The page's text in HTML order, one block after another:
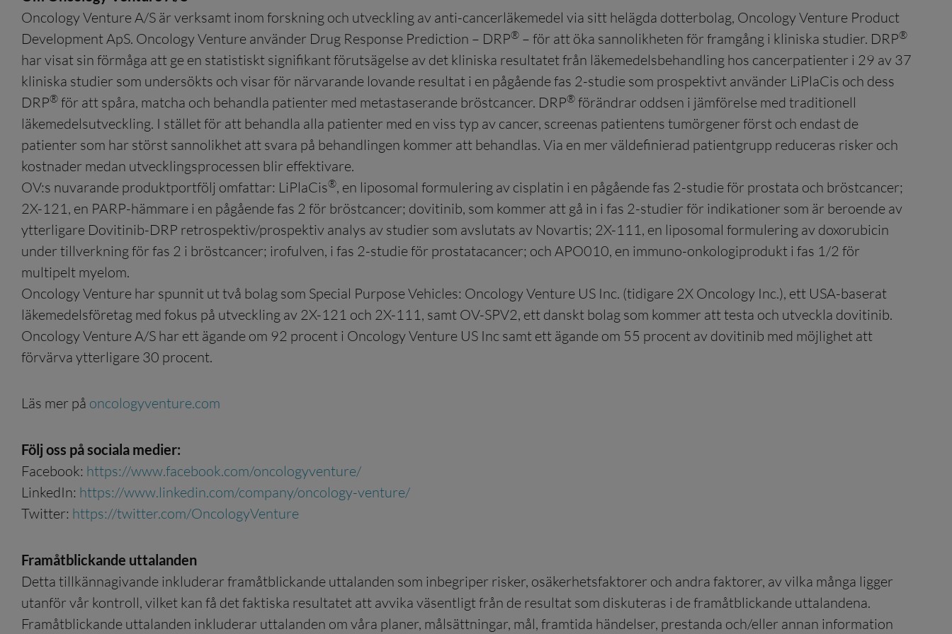
Oncology Venture A/S är verksamt inom forskning och utveckling av anti-cancerläkemedel via sitt helägda dotterbolag, Oncology Venture Product
Development ApS. Oncology Venture använder Drug Response Prediction – DRP® – för att öka sannolikheten för framgång i kliniska studier. DRP®
har visat sin förmåga att ge en statistiskt signifikant förutsägelse av det kliniska resultatet från läkemedelsbehandling hos cancerpatienter i 29 av 37
kliniska studier som undersökts och visar för närvarande lovande resultat i en pågående fas 2-studie som prospektivt använder LiPlaCis och dess
DRP® för att spåra, matcha och behandla patienter med metastaserande bröstcancer. DRP® förändrar oddsen i jämförelse med traditionell
läkemedelsutveckling. I stället för att behandla alla patienter med en viss typ av cancer, screenas patientens tumörgener först och endast de
patienter som har störst sannolikhet att svara på behandlingen kommer att behandlas. Via en mer väldefinierad patientgrupp reduceras risker och
kostnader medan utvecklingsprocessen blir effektivare.
OV:s nuvarande produktportfölj omfattar: LiPlaCis®, en liposomal formulering av cisplatin i en pågående fas 2-studie för prostata och bröstcancer;
2X-121, en PARP-hämmare i en pågående fas 2 för bröstcancer; dovitinib, som kommer att gå in i fas 2-studier för indikationer som är beroende av
ytterligare Dovitinib-DRP retrospektiv/prospektiv analys av studier som avslutats av Novartis; 2X-111, en liposomal formulering av doxorubicin
under tillverkning för fas 2 i bröstcancer; irofulven, i fas 2-studie för prostatacancer; och APO010, en immuno-onkologiprodukt i fas 1/2 för
multipelt myelom.
Oncology Venture har spunnit ut två bolag som Special Purpose Vehicles: Oncology Venture US Inc. (tidigare 2X Oncology Inc.), ett USA-baserat
läkemedelsföretag med fokus på utveckling av 2X-121 och 2X-111, samt OV-SPV2, ett danskt bolag som kommer att testa och utveckla dovitinib.
Oncology Venture A/S har ett ägande om 92 procent i Oncology Venture US Inc samt ett ägande om 55 procent av dovitinib med möjlighet att
förvärva ytterligare 30 procent.
Läs mer på oncologyventure.com
Följ oss på sociala medier:
Facebook: https://www.facebook.com/oncologyventure/
LinkedIn: https://www.linkedin.com/company/oncology-venture/
Twitter: https://twitter.com/OncologyVenture
Framåtblickande uttalanden
Detta tillkännagivande inkluderar framåtblickande uttalanden som inbegriper risker, osäkerhetsfaktorer och andra faktorer, av vilka många ligger
utanför vår kontroll, vilket kan få det faktiska resultatet att avvika väsentligt från de resultat som diskuteras i de framåtblickande uttalandena.
Framåtblickande uttalanden inkluderar uttalanden om våra planer, målsättningar, mål, framtida händelser, prestanda och/eller annan information